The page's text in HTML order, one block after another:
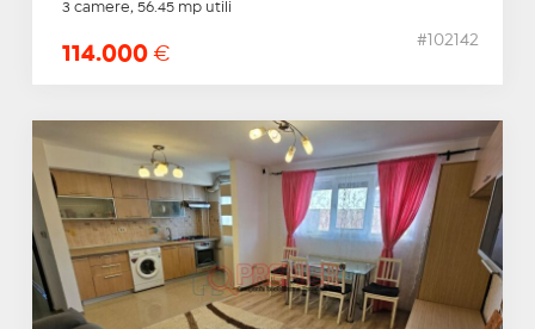
3 camere, 56.45 mp utili
114.000 €
#102142